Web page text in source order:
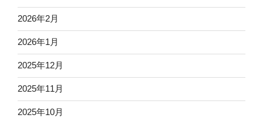
2026年2月
2026年1月
2025年12月
2025年11月
2025年10月